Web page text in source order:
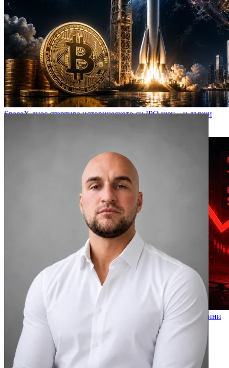
SpaceX днес стартира историческото си IPO шоу – и държи
Майкъл Сейлър продаде Bitcoin за пръв път от четири години
– но никой не трябва да паникьосва
2026-06-02